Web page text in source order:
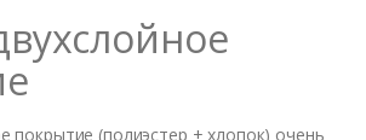
покрытие (полиэстер + хлопок) очень